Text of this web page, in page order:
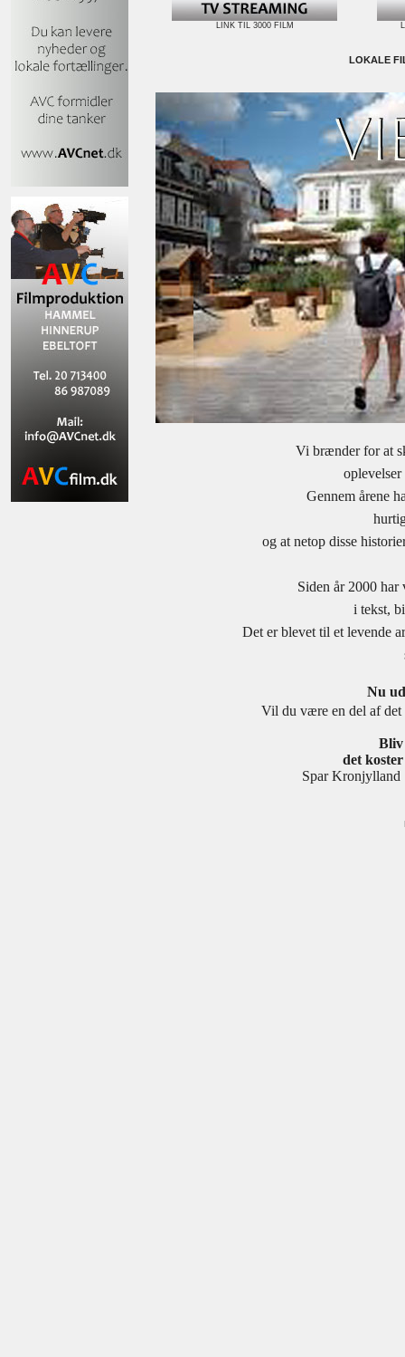
LINK TIL 3000 FILM
LOKALE
Vi brænder for at
Gennem årene
og at netop disse
Siden år 2000
i tekst,
Det er blevet til et levende
Nu
Vil du være en del af
Bliv
det
Spar